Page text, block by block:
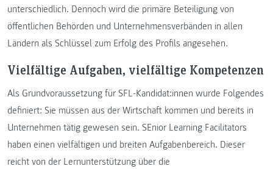
unterschiedlich. Dennoch wird die primäre Beteiligung von
öffentlichen Behörden und Unternehmensverbänden in allen
Ländern als Schlüssel zum Erfolg des Profils angesehen.
Vielfältige Aufgaben, vielfältige Kompetenzen
Als Grundvoraussetzung für SFL-Kandidat:innen wurde Folgendes
definiert: Sie müssen aus der Wirtschaft kommen und bereits in
Unternehmen tätig gewesen sein. SEnior Learning Facilitators
haben einen vielfältigen und breiten Aufgabenbereich. Dieser
reicht von der Lernunterstützung über die